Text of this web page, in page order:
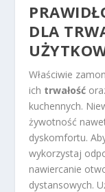
DLA
Właściwie
ich trwałość
kuchennych.
żywotność
dyskomfortu.
wykorzystaj
nawiercanie
dystansowych.